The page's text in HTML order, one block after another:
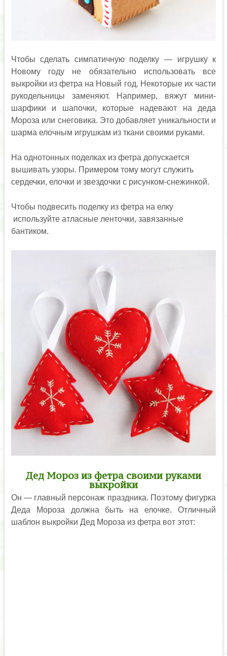
Чтобы сделать симпатичную поделку — игрушку к
Новому году не обязательно использовать все
выкройки из фетра на Новый год. Некоторые их части
рукодельницы заменяют. Например, вяжут мини-
шарфики и шапочки, которые надевают на деда
Мороза или снеговика. Это добавляет уникальности и
шарма елочным игрушкам из ткани своими руками.
На однотонных поделках из фетра допускается
вышивать узоры. Примером тому могут служить
сердечки, елочки и звездочки с рисунком-снежинкой.
Чтобы подвесить поделку из фетра на елку
используйте атласные ленточки, завязанные
бантиком.
Дед Мороз из фетра своими руками
выкройки
Он — главный персонаж праздника. Поэтому фигурка
Деда Мороза должна быть на елочке. Отличный
шаблон выкройки Дед Мороза из фетра вот этот: